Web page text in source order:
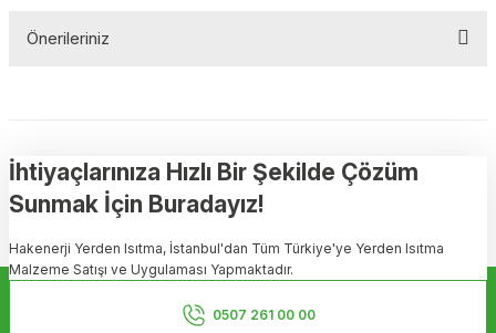
Önerileriniz
Görüş ve önerileriniz için teşekkür ederiz.
Ürün resmi kalitesiz, bozuk veya görüntülenemiyor.
Ürün açıklamasında eksik bilgiler bulunuyor.
Ürün bilgilerinde hatalar bulunuyor.
Ürün fiyatı diğer sitelerden daha pahalı.
İhtiyaçlarınıza Hızlı Bir Şekilde Çözüm
Sunmak İçin Buradayız!
Hakenerji Yerden Isıtma, İstanbul'dan Tüm Türkiye'ye Yerden Isıtma
Malzeme Satışı ve Uygulaması Yapmaktadır.
0507 261 00 00